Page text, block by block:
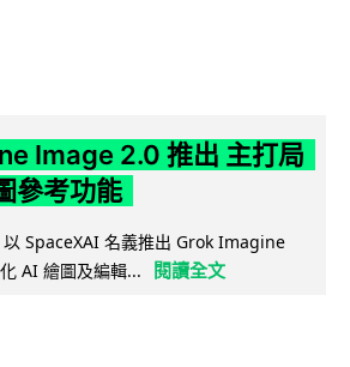
Image 2.0 推出 主打局
參考功能
SpaceXAI 名義推出 Grok Imagine
AI 繪圖及編輯...
閱讀全文